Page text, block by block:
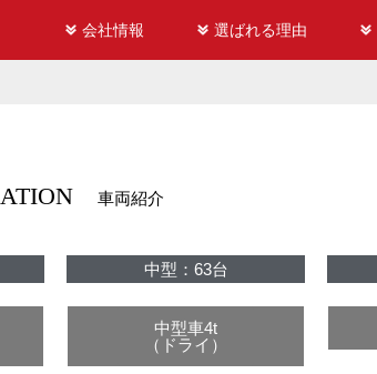
会社情報 選ばれる理由
車両紹介
中型：63台
中型車4t
（ドライ）